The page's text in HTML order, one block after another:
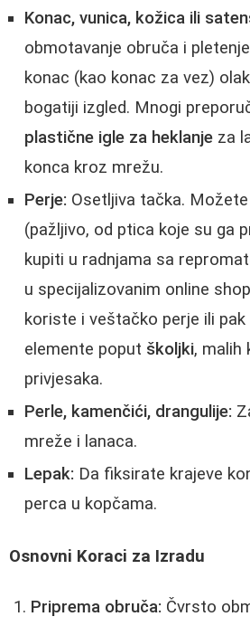
Konac, vunica, kožica ili
obmotavanje obruča i
konac (kao konac za vez)
bogatiji izgled. Mnogi
plastične igle za heklanje za
konca kroz mrežu.
Perje: Osetljiva tačka.
(pažljivo, od ptica koje su ga
kupiti u radnjama sa
u specijalizovanim online
koriste i veštačko perje ili
elemente poput školjki, malih
privjesaka.
Perle, kamenčići, drangulije:
mreže i lanaca.
Lepak: Da fiksirate krajeve
perca u kopčama.
Osnovni Koraci za Izradu
Priprema obruča: Čvrsto